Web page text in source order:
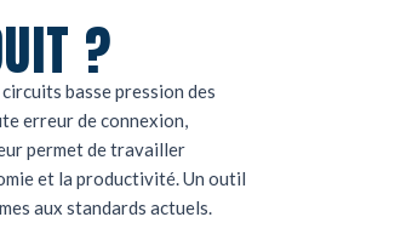
?
basse pression des
erreur de connexion,
permet de travailler
et la productivité. Un outil
aux standards actuels.